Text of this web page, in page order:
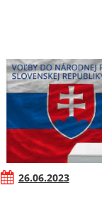
26.06.2023